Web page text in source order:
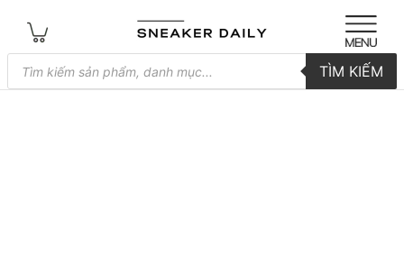
Tìm
kiếm
sản
TÌM KIẾM